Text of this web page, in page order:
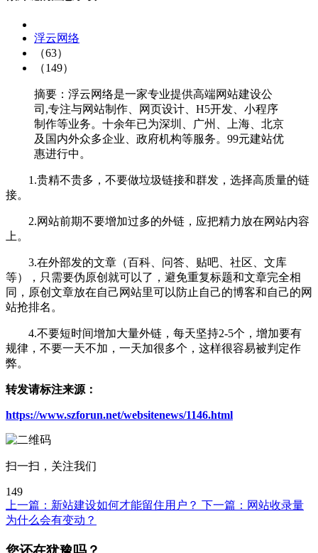
浮云网络
（63）
（149）
摘要：浮云网络是一家专业提供高端网站建设公
司,专注与网站制作、网页设计、H5开发、小程序
制作等业务。十余年已为深圳、广州、上海、北京
及国内外众多企业、政府机构等服务。99元建站优
惠进行中。
1.贵精不贵多，不要做垃圾链接和群发，选择高质量的链
接。
2.网站前期不要增加过多的外链，应把精力放在网站内容
上。
3.在外部发的文章（百科、问答、贴吧、社区、文库
等），只需要伪原创就可以了，避免重复标题和文章完全相
同，原创文章放在自己网站里可以防止自己的博客和自己的网
站抢排名。
4.不要短时间增加大量外链，每天坚持2-5个，增加要有
规律，不要一天不加，一天加很多个，这样很容易被判定作
弊。
转发请标注来源：
https://www.szforun.net/websitenews/1146.html
扫一扫，关注我们
149
上一篇： 新站建设如何才能留住用户？ 下一篇： 网站收录量
为什么会有变动？